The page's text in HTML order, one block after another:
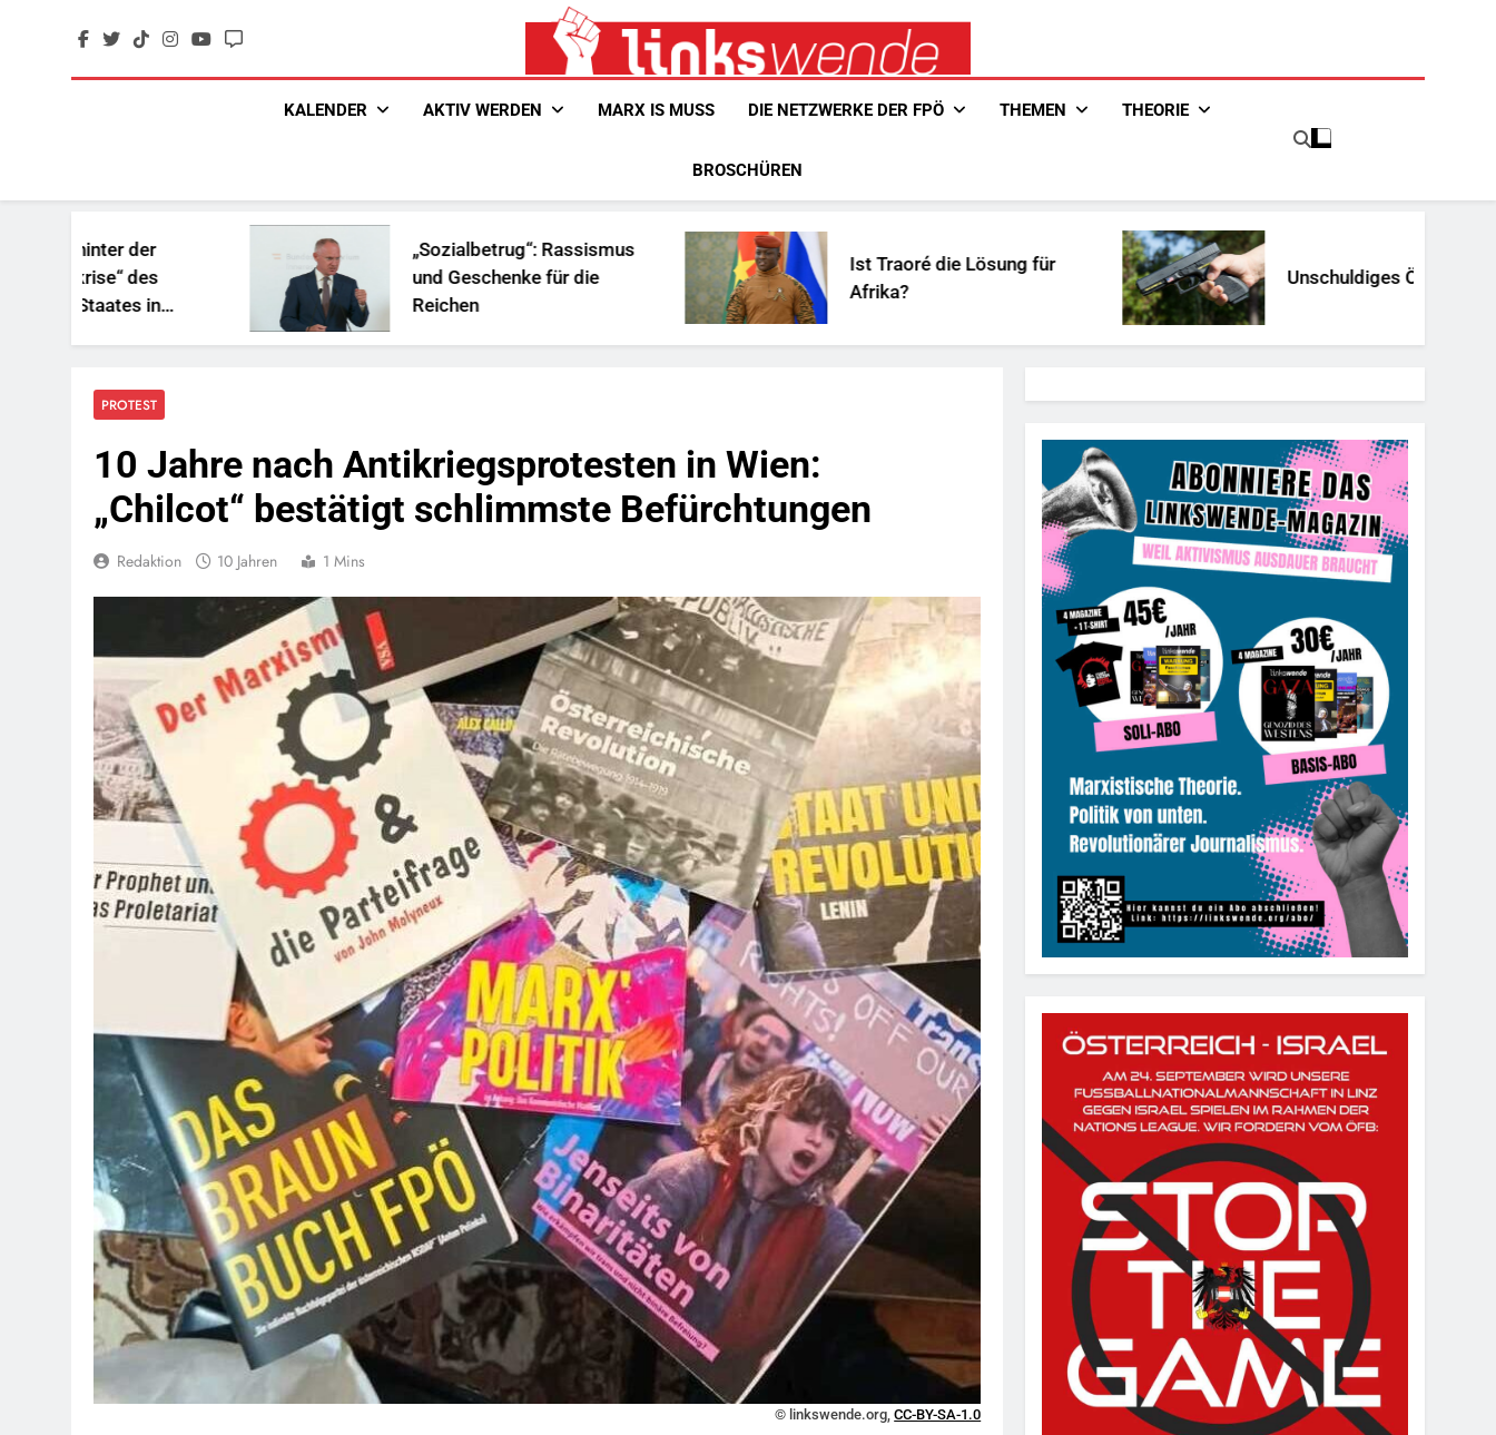
Linkswende Jetzt!
KALENDER AKTIV WERDEN MARX IS MUSS DIE NETZWERKE DER FPÖ THEMEN THEORIE
BROSCHÜREN
„Sozialbetrug“: Rassismus
und Geschenke für die
Reichen
Ist Traoré die Lösung für
Afrika?
Unschuldiges Österreich
PROTEST
10 Jahre nach Antikriegsprotesten in Wien:
„Chilcot“ bestätigt schlimmste Befürchtungen
Redaktion 10 Jahren 1 Mins
© linkswende.org,CC-BY-SA-1.0